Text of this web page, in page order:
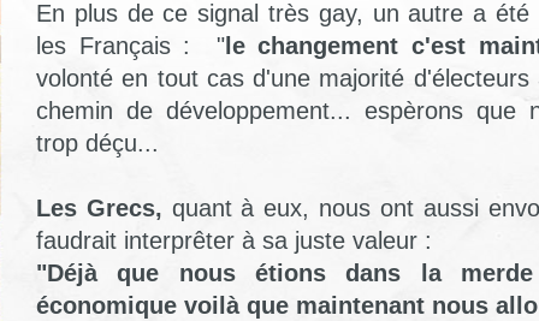
En plus de ce signal très gay, un autre a
les Français : "le changement c'est
volonté en tout cas d'une majorité
chemin de développement... espèrons que
trop déçu...
Les Grecs, quant à eux, nous ont aussi
faudrait interprêter à sa juste valeur :
"Déjà que nous étions dans la
économique voilà que maintenant nous